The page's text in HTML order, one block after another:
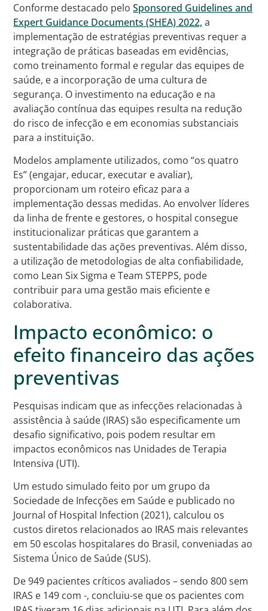
Conforme destacado peloSponsored Guidelines and
Expert Guidance Documents (SHEA) 2022, a
implementação de estratégias preventivas requer a
integração de práticas baseadas em evidências,
como treinamento formal e regular das equipes de
saúde, e a incorporação de uma cultura de
segurança. O investimento na educação e na
avaliação contínua das equipes resulta na redução
do risco de infecção e em economias substanciais
para a instituição.
Modelos amplamente utilizados, como “os quatro
Es” (engajar, educar, executar e avaliar),
proporcionam um roteiro eficaz para a
implementação dessas medidas. Ao envolver líderes
da linha de frente e gestores, o hospital consegue
institucionalizar práticas que garantem a
sustentabilidade das ações preventivas. Além disso,
a utilização de metodologias de alta confiabilidade,
como Lean Six Sigma e Team STEPPS, pode
contribuir para uma gestão mais eficiente e
colaborativa.
Impacto econômico: o
efeito financeiro das ações
preventivas
Pesquisas indicam que as infecções relacionadas à
assistência à saúde (IRAS) são especificamente um
desafio significativo, pois podem resultar em
impactos econômicos nas Unidades de Terapia
Intensiva (UTI).
Um estudo simulado feito por um grupo da
Sociedade de Infecções em Saúde e publicado no
Journal of Hospital Infection (2021), calculou os
custos diretos relacionados ao IRAS mais relevantes
em 50 escolas hospitalares do Brasil, conveniadas ao
Sistema Único de Saúde (SUS).
De 949 pacientes críticos avaliados – sendo 800 sem
IRAS e 149 com -, concluiu-se que os pacientes com